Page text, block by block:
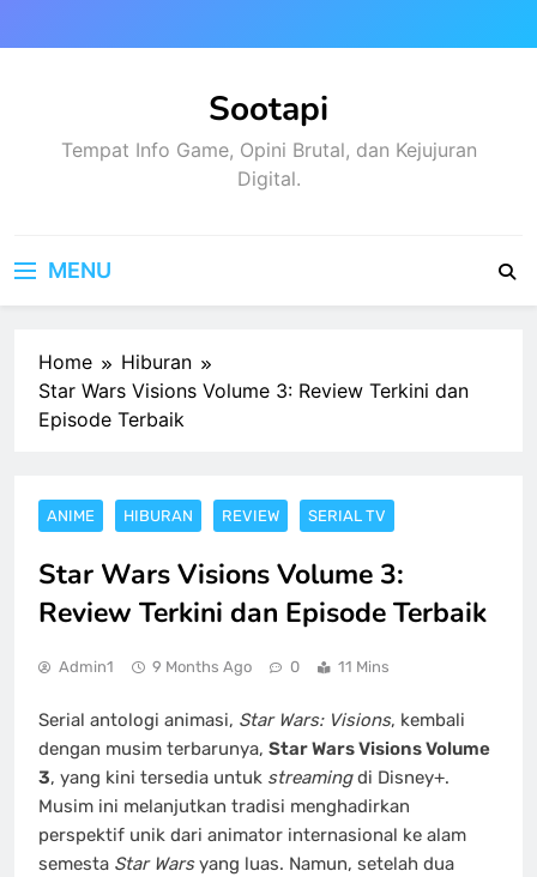
to
Sootapi
Tempat Info Game, Opini Brutal, dan Kejujuran
Digital.
MENU
Home
Hiburan
Star Wars Visions Volume 3: Review Terkini dan
Episode Terbaik
ANIME HIBURAN REVIEW SERIAL TV
Star Wars Visions Volume 3:
Review Terkini dan Episode Terbaik
Admin1 9 Months Ago 0 11 Mins
Serial antologi animasi, Star Wars: Visions, kembali
dengan musim terbarunya, Star Wars Visions Volume
3, yang kini tersedia untuk streamingdi Disney+.
Musim ini melanjutkan tradisi menghadirkan
perspektif unik dari animator internasional ke alam
semesta Star Warsyang luas. Namun, setelah dua